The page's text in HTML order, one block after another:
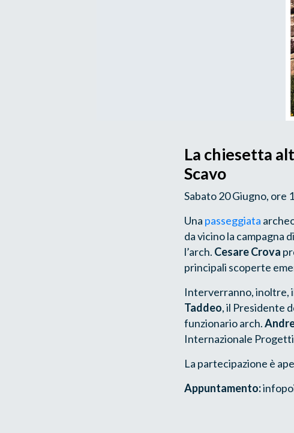
La chiesetta
Scavo
Sabato 20 Giugno, ore
Una passeggiata
da vicino la campagna
l’arch. Cesare Crova
principali scoperte
Interverranno, inoltre,
Taddeo, il Presidente
funzionario arch.
Internazionale Progetti
La partecipazione è
Appuntamento: